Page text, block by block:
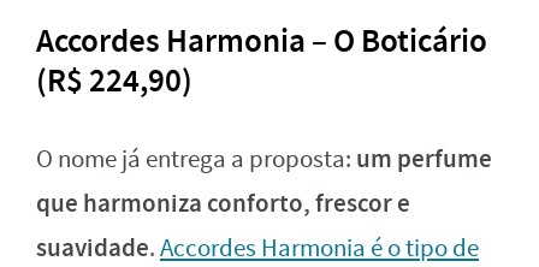
Accordes Harmonia – O Boticário
(R$ 224,90)
O nome já entrega a proposta: um perfume
que harmoniza conforto, frescor e
suavidade.Accordes Harmonia é o tipo de